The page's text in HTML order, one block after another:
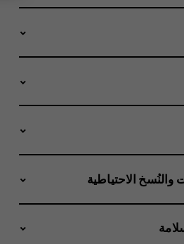
والنُسخ الاحتياطية